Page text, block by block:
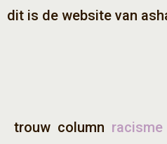
dit is de website van
trouw column racisme